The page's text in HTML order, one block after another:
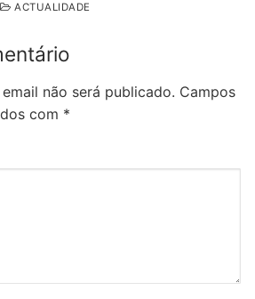
ACTUALIDADE
não será publicado. Campos
com *